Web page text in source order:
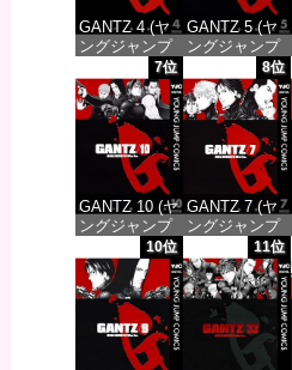
GANTZ 4 (ヤ
ングジャンプ
コミックス
DIGITAL)
価格：¥100
GANTZ 5 (ヤ
ングジャンプ
コミックス
DIGITAL)
価格：¥100
7位
GANTZ 10 (ヤ
ングジャンプ
コミックス
DIGITAL)
価格：¥100
8位
GANTZ 7 (ヤ
ングジャンプ
コミックス
DIGITAL)
価格：¥100
10位 11位